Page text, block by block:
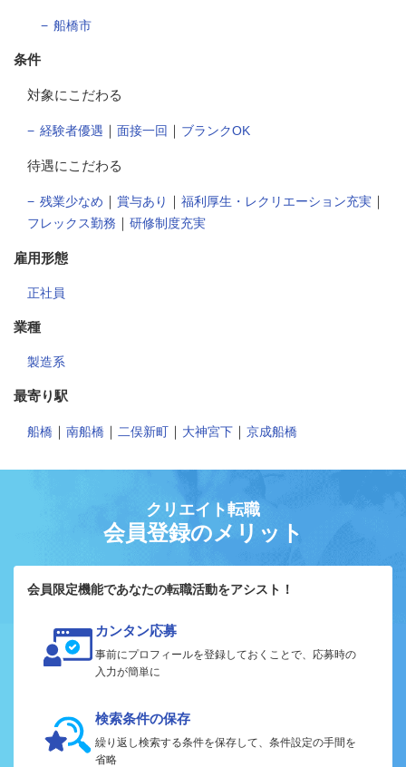
船橋市
条件
対象にこだわる
経験者優遇 ｜ 面接一回 ｜ ブランクOK
待遇にこだわる
残業少なめ ｜ 賞与あり ｜ 福利厚生・レクリエーション充実 ｜
フレックス勤務 ｜ 研修制度充実
雇用形態
正社員
業種
製造系
最寄り駅
船橋 ｜ 南船橋 ｜ 二俣新町 ｜ 大神宮下 ｜ 京成船橋
クリエイト転職
会員登録のメリット
会員限定機能であなたの転職活動をアシスト！
カンタン応募
事前にプロフィールを登録しておくことで、応募時の
入力が簡単に
検索条件の保存
繰り返し検索する条件を保存して、条件設定の手間を
省略